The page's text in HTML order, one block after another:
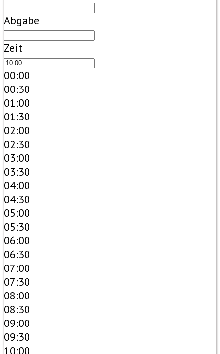
Abgabe
Zeit
00:00
00:30
01:00
01:30
02:00
02:30
03:00
03:30
04:00
04:30
05:00
05:30
06:00
06:30
07:00
07:30
08:00
08:30
09:00
09:30
10:00